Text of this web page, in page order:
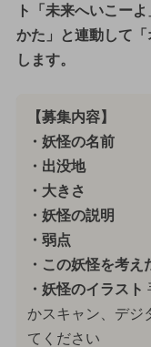
ト「未来へいこー
かた」と連動して
します。
【募集内容】
・妖怪の名前
・出没地
・大きさ
・妖怪の説明
・弱点
・この妖怪を考え
・妖怪のイラスト
かスキャン、デジ
てください